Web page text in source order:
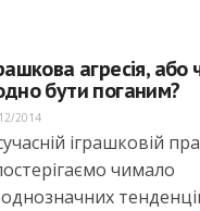
агресія, або
бути поганим?
2014
іграшковій
чимало